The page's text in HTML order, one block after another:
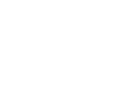
nicht verfügbar.)